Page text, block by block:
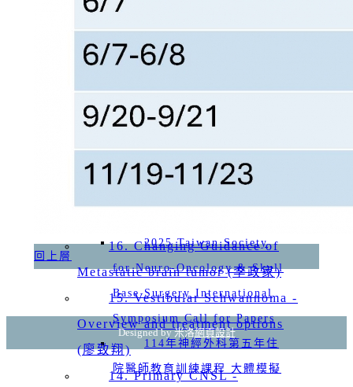
第十二屆理事、監事候選
人推薦(函)及選舉委託書
2025台灣神經腫瘤學學會
及台灣顱底外科醫學會聯合會
2025 年會飯店優惠住宿
2025 Taiwan Society
for Neuro-Oncology & Skull
Base Surgery International
Symposium Call for Papers
114年神經外科第五年住
院醫師教育訓練課程 大體模擬
and cell therapy in CNS tumors (楊
18. Spinal Cord Tumor-
Overview and Treatment Options
(許偉麟)
Metastatic spine tumor _Update of
16. Changing Guidance of
Metastatic brain tumor (李政家)
15. Vestibular Schwannoma -
Overview and treatment options
(廖致翔)
14. Primary CNSL -
回上層
Designed by 米洛網頁設計